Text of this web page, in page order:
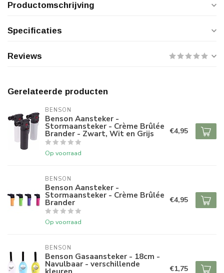
Productomschrijving
Specificaties
Reviews
Gerelateerde producten
BENSON
Benson Aansteker -
Stormaansteker - Crème Brûlée
Brander - Zwart, Wit en Grijs
Op voorraad
€4,95
BENSON
Benson Aansteker -
Stormaansteker - Crème Brûlée
Brander
Op voorraad
€4,95
BENSON
Benson Gasaansteker - 18cm -
Navulbaar - verschillende €1,75